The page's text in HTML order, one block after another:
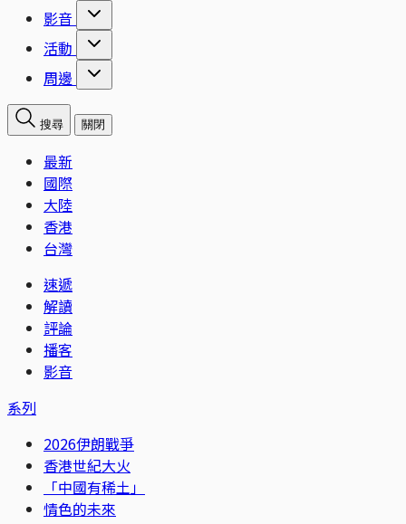
影音
活動
周邊
搜尋 關閉
最新
國際
大陸
香港
台灣
速遞
解讀
評論
播客
影音
系列
2026伊朗戰爭
香港世紀大火
「中國有稀土」
情色的未來